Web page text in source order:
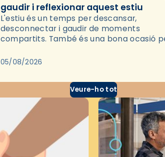
gaudir i reflexionar aquest estiu
L'estiu és un temps per descansar,
desconnectar i gaudir de moments
compartits. També és una bona ocasió
través del cinema, reflexionar sobre les…
05/08/2026
Veure-ho tot